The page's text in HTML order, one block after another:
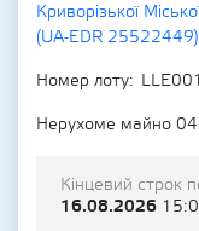
Криворізької
(UA-EDR 25522449)
Номер лоту
Нерухоме майно
Кінцевий строк
16.08.2026